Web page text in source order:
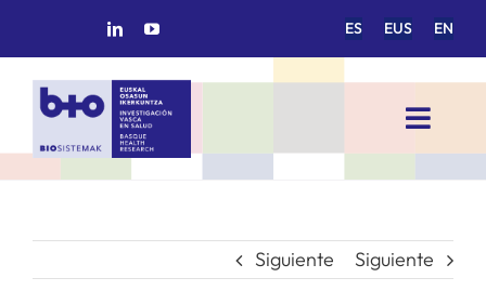
ES EUS EN
Toggle
INICIO
Siguiente Siguiente